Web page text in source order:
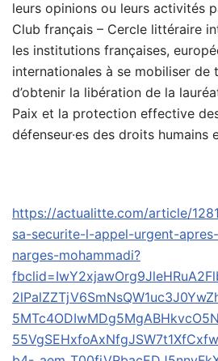
leurs opinions ou leurs activités
Club français – Cercle littéraire
les institutions françaises,
internationales à se mobiliser de
d’obtenir la libération de la
Paix et la protection effective
défenseur·es des droits humains
https://actualitte.com/article/
sa-securite-l-appel-urgent-
narges-mohammadi?